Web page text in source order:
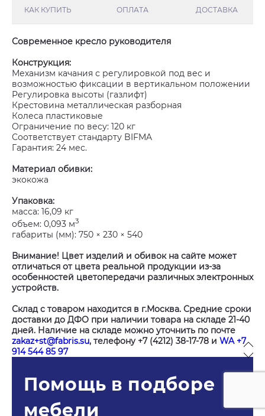
КАК КУПИТЬ ОПЛАТА ДОСТАВКА
Современное кресло руководителя
Конструкция:
Механизм качания с регулировкой под вес и
возможностью фиксации в вертикальном положении
Регулировка высоты (газлифт)
Крестовина металлическая разборная
Колеса пластиковые
Ограничение по весу: 120 кг
Соответствует стандарту BIFMA
Гарантия: 24 мес.
Материал обивки:
экокожа
Упаковка:
масса: 16,09 кг
объем: 0,093 м3
габариты (мм): 750 × 230 × 540
Внимание! Цвет изделий и обивок на сайте может
отличаться от цвета реальной продукции из-за
особенностей цветопередачи различных электронных
устройств.
Склад с товаром находится в г.Москва. Средние сроки
доставки до ДФО при наличии товара на складе 21-40
дней. Наличие на складе можно уточнить по почте
zakaz+st@fabris.su, телефону +7 (4212) 38-17-78 и WA +7
914 544 85 97
Помощь в подборе
мебели